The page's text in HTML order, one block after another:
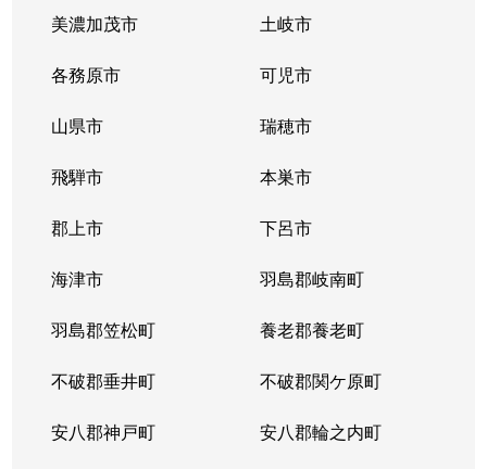
美濃加茂市 土岐市
各務原市 可児市
山県市 瑞穂市
飛騨市 本巣市
郡上市 下呂市
海津市 羽島郡岐南町
羽島郡笠松町 養老郡養老町
不破郡垂井町 不破郡関ケ原町
安八郡神戸町 安八郡輪之内町